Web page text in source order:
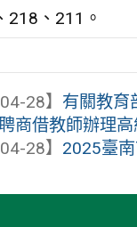
218、211。
28】 有關教育
商借教師辦理高
28】 2025臺